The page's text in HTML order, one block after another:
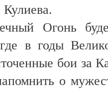
Огонь
в годы
бои за
о